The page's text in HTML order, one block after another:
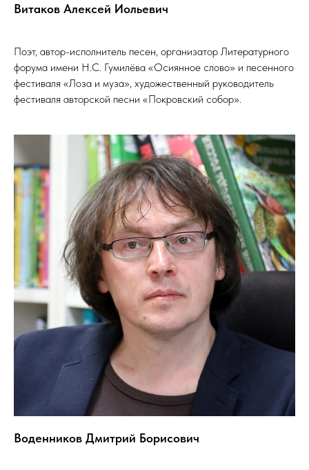
Витаков Алексей Иольевич
Поэт, автор-исполнитель песен, организатор Литературного
форума имени Н.С. Гумилёва «Осиянное слово» и песенного
фестиваля «Лоза и муза», художественный руководитель
фестиваля авторской песни «Покровский собор».
Воденников Дмитрий Борисович